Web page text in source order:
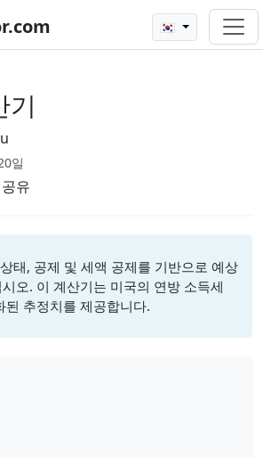
🇰🇷
기
일
공유
태, 공제 및 세액 공제를 기반으로 예상
오. 이 계산기는 미국의 연방 소득세
된 추정치를 제공합니다.